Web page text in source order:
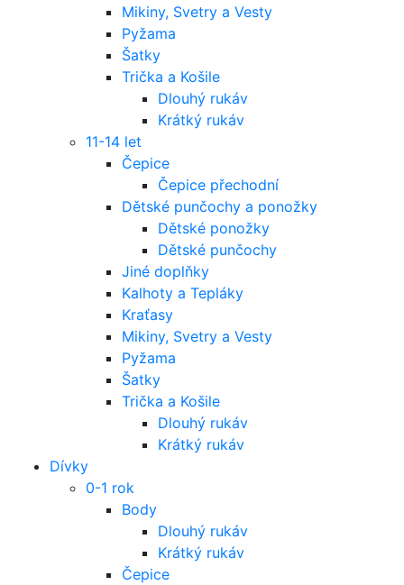
Mikiny, Svetry a Vesty
Pyžama
Šatky
Trička a Košile
Dlouhý rukáv
Krátký rukáv
11-14 let
Čepice
Čepice přechodní
Dětské punčochy a ponožky
Dětské ponožky
Dětské punčochy
Jiné doplňky
Kalhoty a Tepláky
Kraťasy
Mikiny, Svetry a Vesty
Pyžama
Šatky
Trička a Košile
Dlouhý rukáv
Krátký rukáv
Dívky
0-1 rok
Body
Dlouhý rukáv
Krátký rukáv
Čepice